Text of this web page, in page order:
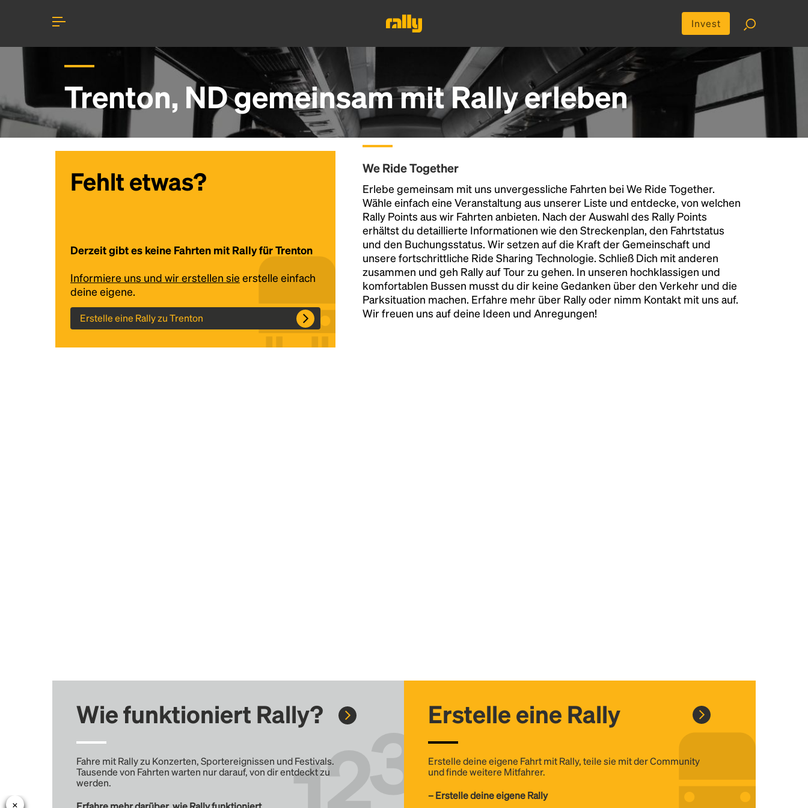
Invest
Trenton, ND gemeinsam mit Rally erleben
Fehlt etwas?
Derzeit gibt es keine Fahrten mit Rally für Trenton
Informiere uns und wir erstellen sie erstelle einfach
deine eigene.
Erstelle eine Rally zu Trenton
We Ride Together
Erlebe gemeinsam mit uns unvergessliche Fahrten bei We Ride Together.
Wähle einfach eine Veranstaltung aus unserer Liste und entdecke, von welchen
Rally Points aus wir Fahrten anbieten. Nach der Auswahl des Rally Points
erhältst du detaillierte Informationen wie den Streckenplan, den Fahrtstatus
und den Buchungsstatus. Wir setzen auf die Kraft der Gemeinschaft und
unsere fortschrittliche Ride Sharing Technologie. Schließ Dich mit anderen
zusammen und geh Rally auf Tour zu gehen. In unseren hochklassigen und
komfortablen Bussen musst du dir keine Gedanken über den Verkehr und die
Parksituation machen. Erfahre mehr über Rally oder nimm Kontakt mit uns auf.
Wir freuen uns auf deine Ideen und Anregungen!
Wie funktioniert Rally?
Fahre mit Rally zu Konzerten, Sportereignissen und Festivals.
Tausende von Fahrten warten nur darauf, von dir entdeckt zu
werden.
Erstelle eine Rally
Erstelle deine eigene Fahrt mit Rally, teile sie mit der Community
und finde weitere Mitfahrer.
– Erstelle deine eigene Rally
Headline
Lorem Ipsum is simply dummy text of the